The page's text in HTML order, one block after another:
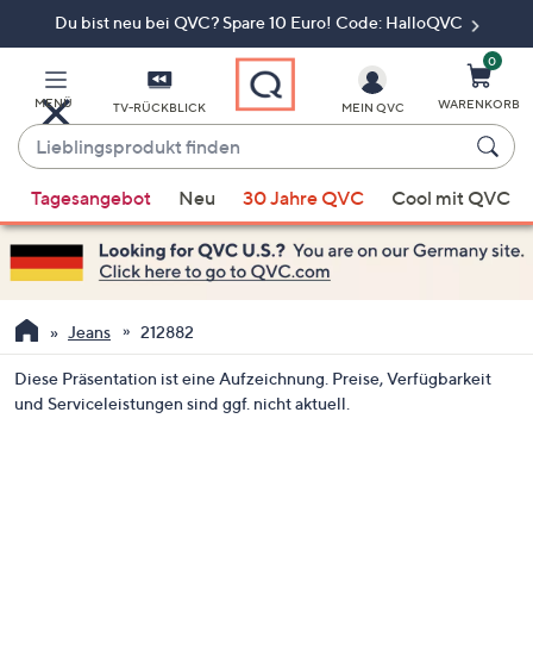
Du bist neu bei QVC? Spare 10 Euro! Code: HalloQVC
MENÜ TV-RÜCKBLICK
Lieblingsprodukt
finden
Vorschläge
verfügbar
sind,
verwenden
Sie
die
Pfeiltasten
nach
MEIN QVC
0
WARENKORB
Tagesangebot Neu 30 Jahre QVC Cool mit QVC
Jeans 212882
Diese Präsentation ist eine Aufzeichnung. Preise, Verfügbarkeit
und Serviceleistungen sind ggf. nicht aktuell.